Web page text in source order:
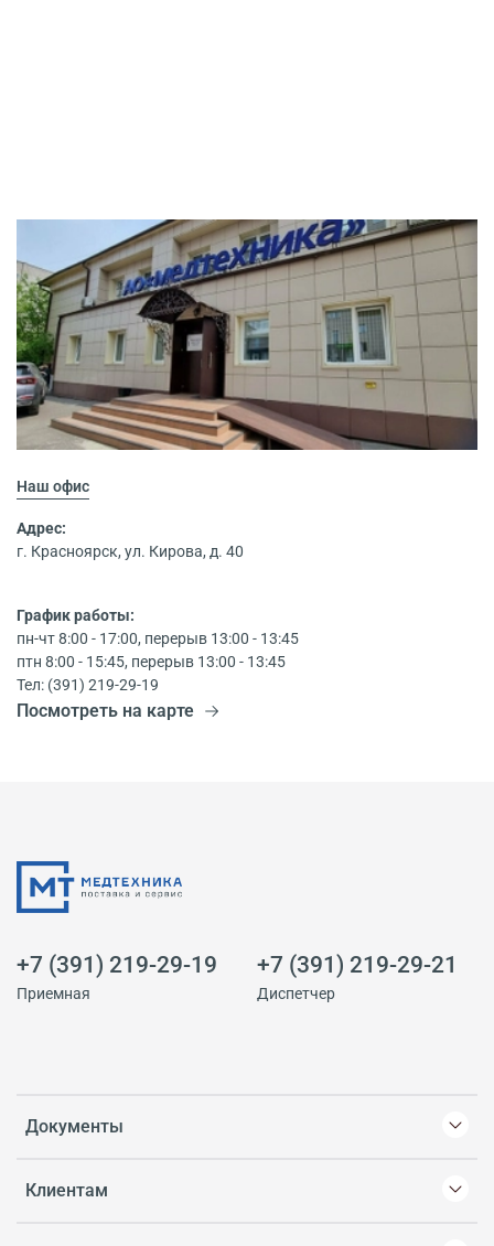
Наш офис
Адрес:
г. Красноярск, ул. Кирова, д. 40
График работы:
пн-чт 8:00 - 17:00, перерыв 13:00 - 13:45
птн 8:00 - 15:45, перерыв 13:00 - 13:45
Тел: (391) 219-29-19
Посмотреть на карте
Документы
Клиентам
+7 (391) 219-29-19
Приемная
+7 (391) 219-29-21
Диспетчер